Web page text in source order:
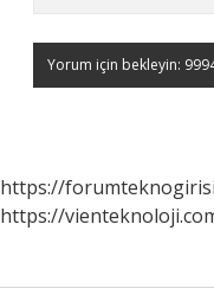
https://
https://